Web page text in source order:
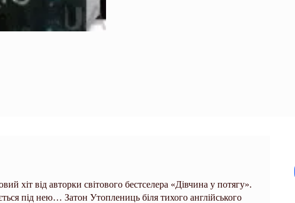
хіт від авторки світового бестселера «Дівчина у потягу».
під нею… Затон Утоплениць біля тихого англійського